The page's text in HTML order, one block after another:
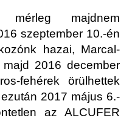
majdnem
szeptember 10.-én
hazai, Marcal-
2016 december
fehérek örülhettek
2017 május 6.-
az ALCUFER